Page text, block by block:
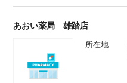
あおい薬局 雄踏店
所在地